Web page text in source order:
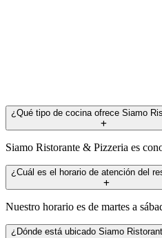
¿Qué tipo de cocina ofrece Siamo
Siamo Ristorante & Pizzeria es
¿Cuál es el horario de atención del
Nuestro horario es de martes a
¿Dónde está ubicado Siamo